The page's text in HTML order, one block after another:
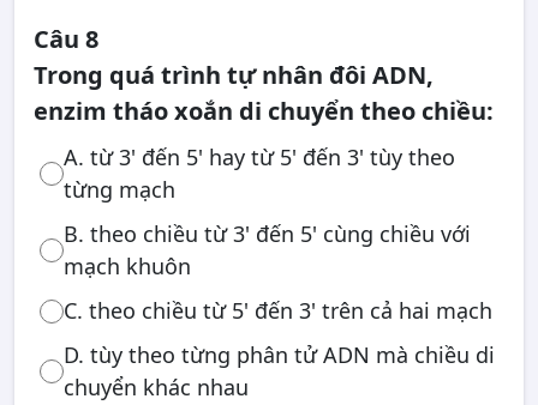
Câu 8
Trong quá trình tự nhân đôi ADN,
enzim tháo xoắn di chuyển theo chiều:
A. từ 3' đến 5' hay từ 5' đến 3' tùy theo
từng mạch
B. theo chiều từ 3' đến 5' cùng chiều với
mạch khuôn
C. theo chiều từ 5' đến 3' trên cả hai mạch
D. tùy theo từng phân tử ADN mà chiều di
chuyển khác nhau